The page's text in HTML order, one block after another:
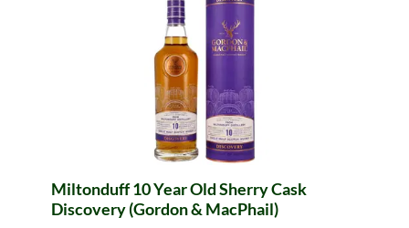
Miltonduff 10 Year Old Sherry Cask
Discovery (Gordon & MacPhail)